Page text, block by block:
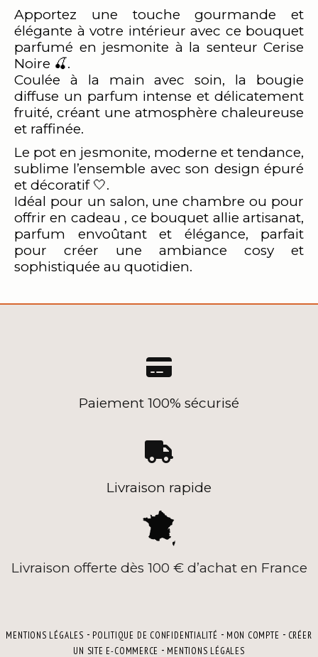
Apportez une touche gourmande et
élégante à votre intérieur avec ce bouquet
parfumé en jesmonite à la senteur Cerise
Noire 🍒.
Coulée à la main avec soin, la bougie
diffuse un parfum intense et délicatement
fruité, créant une atmosphère chaleureuse
et raffinée.
Le pot en jesmonite, moderne et tendance,
sublime l’ensemble avec son design épuré
et décoratif 🤍.
Idéal pour un salon, une chambre ou pour
offrir en cadeau , ce bouquet allie artisanat,
parfum envoûtant et élégance, parfait
pour créer une ambiance cosy et
sophistiquée au quotidien.

Paiement 100% sécurisé

Livraison rapide
Livraison offerte dès 100 € d’achat en France
MENTIONS LÉGALES POLITIQUE DE CONFIDENTIALITÉ MON COMPTE
CRÉER
UN SITE E-COMMERCE
MENTIONS LÉGALES